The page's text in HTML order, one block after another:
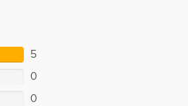
5
0
0